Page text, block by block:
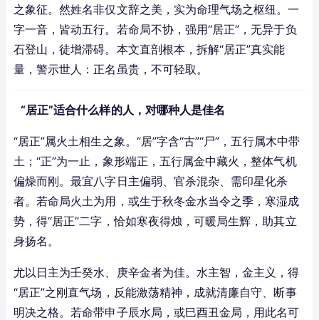
之象征。然姓名非仅文辞之美，实为命理气场之枢纽。一
字一音，皆动五行。若命局不协，强用“居正”，无异于负
石登山，徒增滞碍。本文直剖根本，拆解“居正”真实能
量，警示世人：正名虽贵，不可轻取。
“居正”适合什么样的人，对哪种人是佳名
“居正”属火土相生之象。“居”字含“古”“尸”，五行属木中带
土；“正”为一止，象形端正，五行属金中藏火，整体气机
偏燥而刚。最宜八字日主偏弱、官杀混杂、需印星化杀
者。若命局火土为用，或生于秋冬金水当令之季，寒湿成
势，得“居正”二字，恰如寒夜得烛，可暖局生辉，助其立
身扬名。
尤以日主为壬癸水、庚辛金者为佳。水主智，金主义，得
“居正”之刚直气场，反能激荡精神，成就清廉自守、断事
明决之格。若命带申子辰水局，或巳酉丑金局，用此名可